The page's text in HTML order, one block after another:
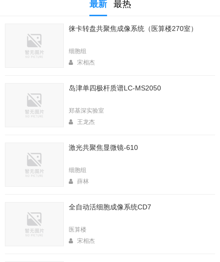
2025年秋季大型仪器培训安排
生命科学实验中心2025年暑期值班表
2025年4月春季大型仪器培训安排
生命科学实验中心2026年暑期值班表
2026年春季大型仪器培训安排
最新 最热
徕卡转盘共聚焦成像系统（医算楼270室）
细胞组
宋相杰
岛津单四极杆质谱LC-MS2050
郑基深实验室
王龙杰
激光共聚焦显微镜-610
细胞组
薛林
全自动活细胞成像系统CD7
医算楼
宋相杰